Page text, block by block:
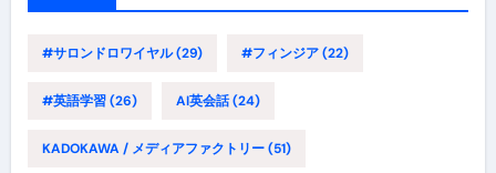
#サロンドロワイヤル(29) #フィンジア(22)
#英語学習(26) AI英会話(24)
KADOKAWA / メディアファクトリー(51)